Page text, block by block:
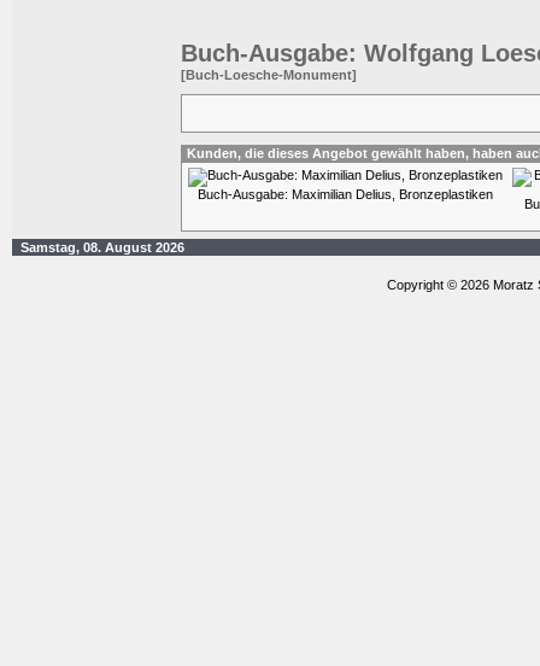
Buch-Ausgabe: Wolfgang
[Buch-Loesche-Monument]
Kunden, die dieses Angebot gewählt haben, haben
Buch-Ausgabe: Maximilian Delius, Bronzeplastiken
Samstag, 08. August 2026
Copyright © 2026 Moratz